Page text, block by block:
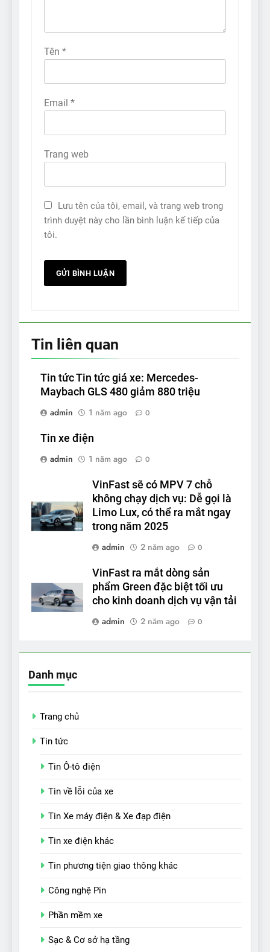
Tên *
Email *
Trang web
Lưu tên của tôi, email, và trang web trong
trình duyệt này cho lần bình luận kế tiếp của
tôi.
Tin liên quan
Tin tức Tin tức giá xe: Mercedes-
Maybach GLS 480 giảm 880 triệu
admin
1 năm ago 0
Tin xe điện
admin
1 năm ago 0
VinFast sẽ có MPV 7 chỗ
không chạy dịch vụ: Dễ gọi là
Limo Lux, có thể ra mắt ngay
trong năm 2025
admin
2 năm ago 0
VinFast ra mắt dòng sản
phẩm Green đặc biệt tối ưu
cho kinh doanh dịch vụ vận tải
admin
2 năm ago 0
Danh mục
Trang chủ
Tin tức
Tin Ô-tô điện
Tin về lỗi của xe
Tin Xe máy điện & Xe đạp điện
Tin xe điện khác
Tin phương tiện giao thông khác
Công nghệ Pin
Phần mềm xe
Sạc & Cơ sở hạ tầng